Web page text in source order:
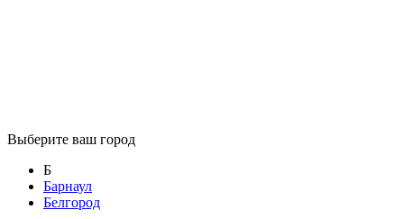
Выберите ваш город
Б
Барнаул
Белгород